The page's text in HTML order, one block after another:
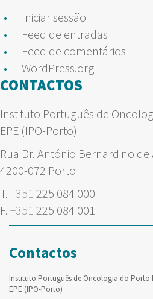
Iniciar sessão
Feed de entradas
Feed de comentários
WordPress.org
CONTACTOS
Instituto Português de
EPE (IPO-Porto)
Rua Dr. António Bernardino de
4200-072 Porto
T. +351 225 084 000
F. +351 225 084 001
Contactos
Instituto Português de Oncologia do Porto
EPE (IPO-Porto)